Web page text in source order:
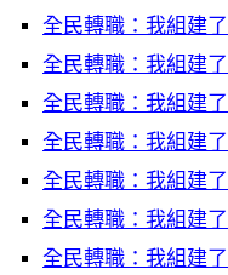
全民轉職：我組建
全民轉職：我組建
全民轉職：我組建
全民轉職：我組建
全民轉職：我組建
全民轉職：我組建
全民轉職：我組建